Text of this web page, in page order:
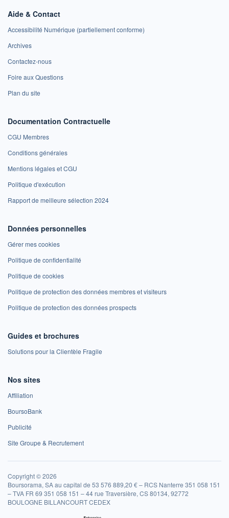
Aide & Contact
Accessibilité Numérique (partiellement conforme)
Archives
Contactez-nous
Foire aux Questions
Plan du site
Documentation Contractuelle
CGU Membres
Conditions générales
Mentions légales et CGU
Politique d'exécution
Rapport de meilleure sélection 2024
Données personnelles
Gérer mes cookies
Politique de confidentialité
Politique de cookies
Politique de protection des données membres et visiteurs
Politique de protection des données prospects
Guides et brochures
Solutions pour la Clientèle Fragile
Nos sites
Affiliation
BoursoBank
Publicité
Site Groupe & Recrutement
Copyright © 2026
Boursorama, SA au capital de 53 576 889,20 € – RCS Nanterre 351 058 151
– TVA FR 69 351 058 151 – 44 rue Traversière, CS 80134, 92772
BOULOGNE BILLANCOURT CEDEX